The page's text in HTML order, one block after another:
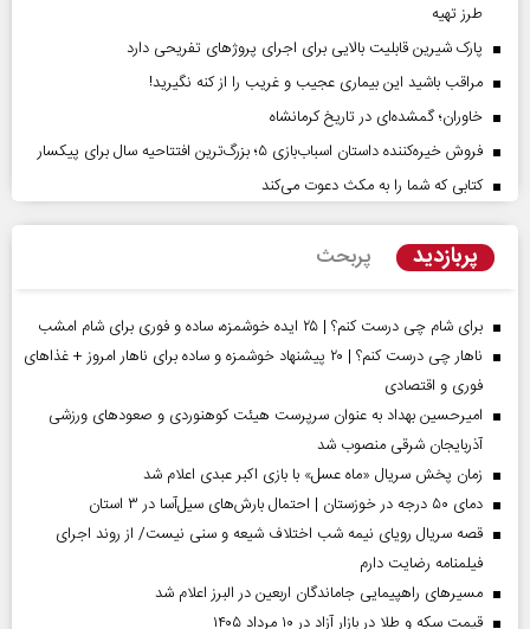
طرز تهیه
پارک شیرین قابلیت‌ بالایی برای اجرای پروژهای تفریحی دارد
مراقب باشید این بیماری عجیب و غریب را از کنه نگیرید!
خاوران؛ گمشده‌ای در تاریخ کرمانشاه
فروش خیره‌کننده داستان اسباب‌بازی ۵؛ بزرگ‌ترین افتتاحیه سال برای پیکسار
کتابی که شما را به مکث دعوت می‌کند
پربازدید پربحث
برای شام چی درست کنم؟ | ۲۵ ایده خوشمزه، ساده و فوری برای شام امشب
ناهار چی درست کنم؟ | ۲۰ پیشنهاد خوشمزه و ساده برای ناهار امروز + غذاهای
فوری و اقتصادی
امیرحسین بهداد به عنوان سرپرست هیئت کوهنوردی و صعودهای ورزشی
آذربایجان شرقی منصوب شد
زمان پخش سریال «ماه عسل» با بازی اکبر عبدی اعلام شد
دمای ۵۰ درجه در خوزستان | احتمال بارش‌های سیل‌آسا در ۳ استان
قصه سریال رویای نیمه شب اختلاف شیعه و سنی نیست/ از روند اجرای
فیلمنامه رضایت دارم
مسیر‌های راهپیمایی جاماندگان اربعین در البرز اعلام شد
قیمت سکه و طلا در بازار آزاد در ۱۰ مرداد ۱۴۰۵